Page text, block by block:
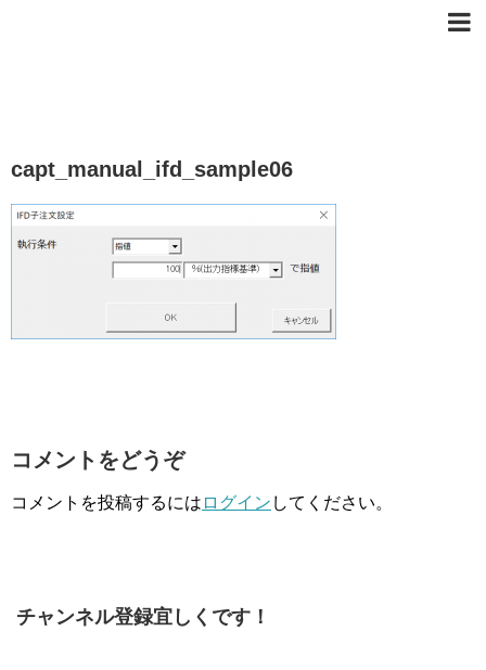
capt_manual_ifd_sample06
コメントをどうぞ
コメントを投稿するには ログイン してください。
チャンネル登録宜しくです！